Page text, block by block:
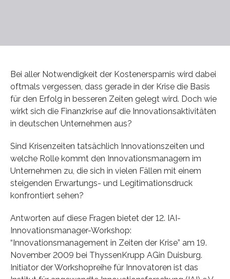
Bei aller Notwendigkeit der Kostenersparnis wird dabei
oftmals vergessen, dass gerade in der Krise die Basis
für den Erfolg in besseren Zeiten gelegt wird. Doch wie
wirkt sich die Finanzkrise auf die Innovationsaktivitäten
in deutschen Unternehmen aus?
Sind Krisenzeiten tatsächlich Innovationszeiten und
welche Rolle kommt den Innovationsmanagern im
Unternehmen zu, die sich in vielen Fällen mit einem
steigenden Erwartungs- und Legitimationsdruck
konfrontiert sehen?
Antworten auf diese Fragen bietet der 12. IAI-
Innovationsmanager-Workshop:
“Innovationsmanagement in Zeiten der Krise” am 19.
November 2009 bei ThyssenKrupp AGin Duisburg.
Initiator der Workshopreihe für Innovatoren ist das